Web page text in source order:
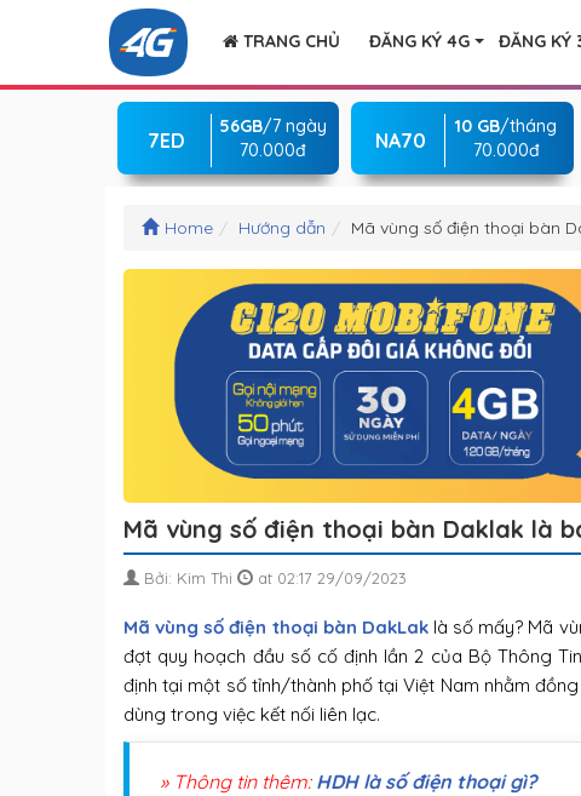
TRANG CHỦ ĐĂNG KÝ 4G ĐĂNG KÝ
7ED
56GB/7 ngày
70.000đ
NA70
10 GB/tháng
70.000đ
Home Hướng dẫn Mã vùng số điện thoại bàn
Mã vùng số điện thoại bàn Daklak là
Bởi: Kim Thi at 02:17 29/09/2023
Mã vùng số điện thoại bàn DakLaklà số mấy? Mã
đợt quy hoạch đầu số cố định lần 2 của Bộ Thông
định tại một số tỉnh/thành phố tại Việt Nam nhằm
dùng trong việc kết nối liên lạc.
» Thông tin thêm: HDH là số điện thoại gì?